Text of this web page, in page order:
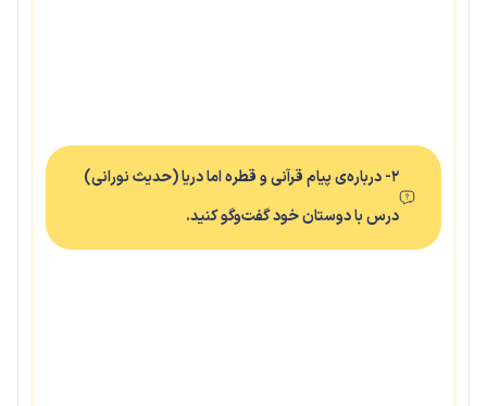
۲- درباره‌ی پیام قرآنی و قطره اما دریا (حدیث نورانی)
درس با دوستان خود گفت‌وگو کنید.